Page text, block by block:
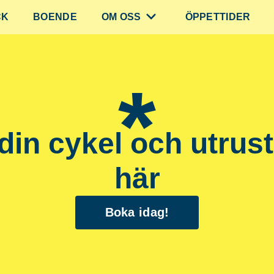
BOENDE OM OSS ÖPPETTIDER
*
cykel och
här
Boka idag!